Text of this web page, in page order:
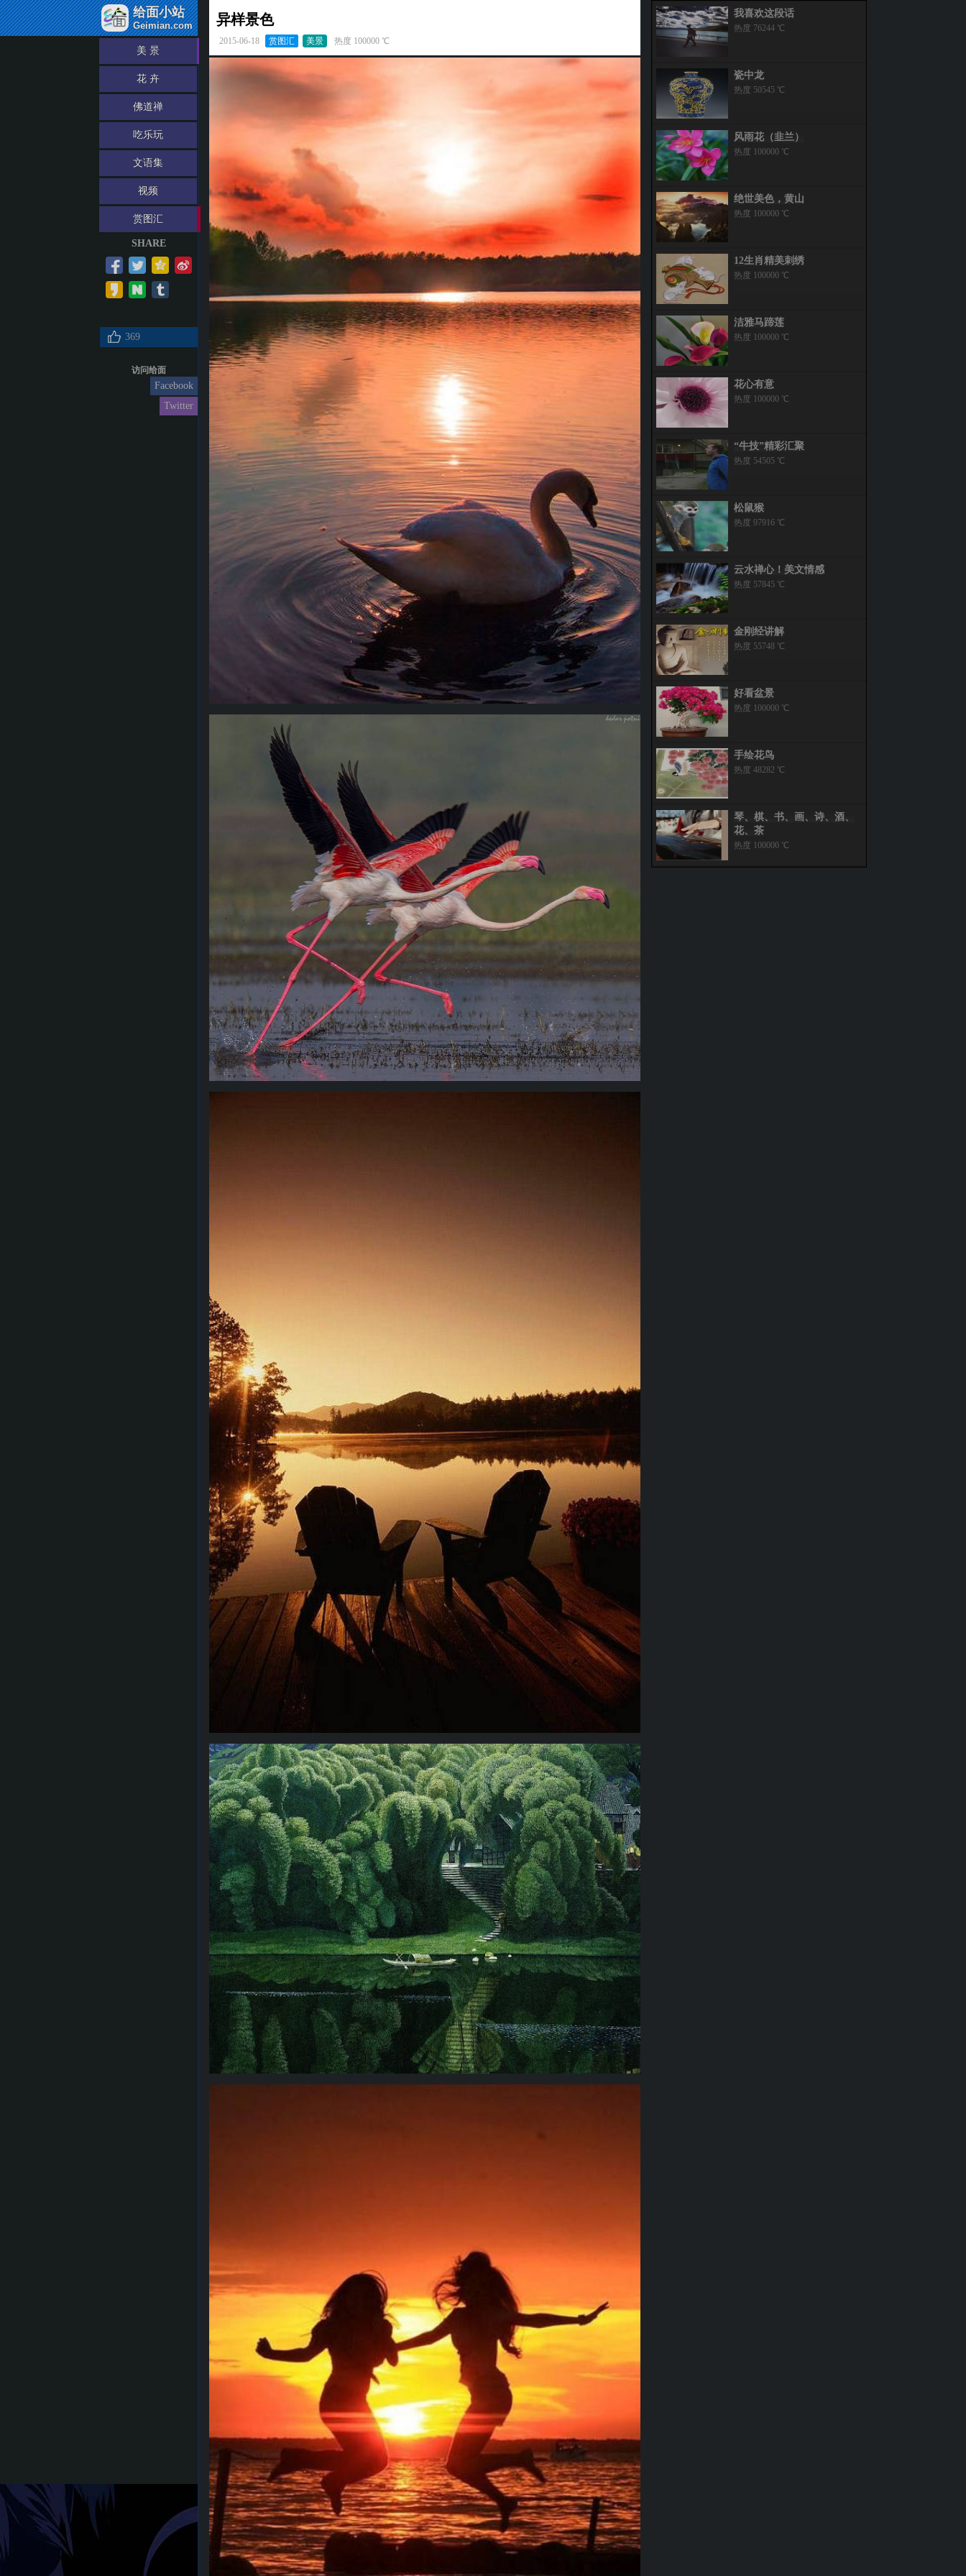
给面小站
Geimian.com
美 景
花 卉
佛道禅
吃乐玩
文语集
视频
赏图汇
SHARE
369
访问给面
Facebook
Twitter
异样景色
2015-06-18 赏图汇 美景 热度 100000 ℃
我喜欢这段话
热度 76244 ℃
瓷中龙
热度 50545 ℃
风雨花（韭兰）
热度 100000 ℃
绝世美色，黄山
热度 100000 ℃
12生肖精美刺绣
热度 100000 ℃
洁雅马蹄莲
热度 100000 ℃
花心有意
热度 100000 ℃
“牛技”精彩汇聚
热度 54505 ℃
松鼠猴
热度 97916 ℃
云水禅心！美文情感
热度 57845 ℃
金刚经讲解
热度 55748 ℃
好看盆景
热度 100000 ℃
手绘花鸟
热度 48282 ℃
琴、棋、书、画、诗、酒、
花、茶
热度 100000 ℃